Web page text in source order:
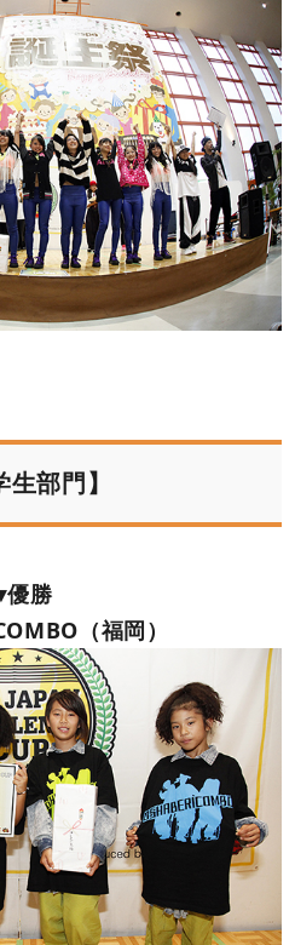
生部門】
優勝
（福岡）